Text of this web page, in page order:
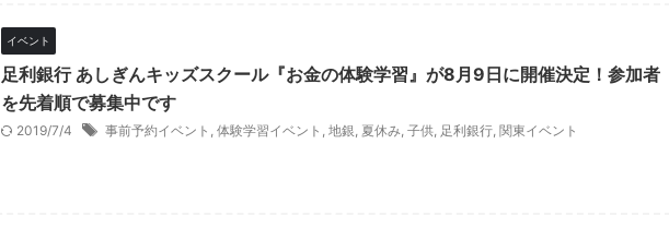
イベント
足利銀行 あしぎんキッズスクール『お金の体験学習』が8月9日に開催決定！参加者
を先着順で募集中です
2019/7/4 事前予約イベント , 体験学習イベント , 地銀, 夏休み, 子供, 足利銀行, 関東イベント